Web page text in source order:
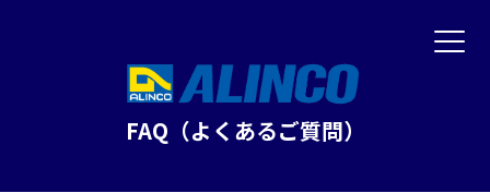
FAQ（よくあるご質問）